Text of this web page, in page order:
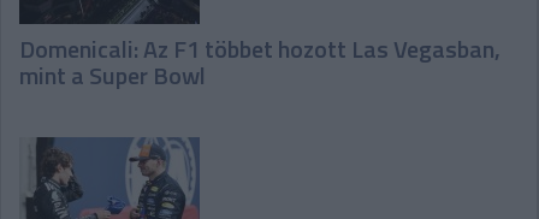
Domenicali: Az F1 többet hozott Las Vegasban,
mint a Super Bowl